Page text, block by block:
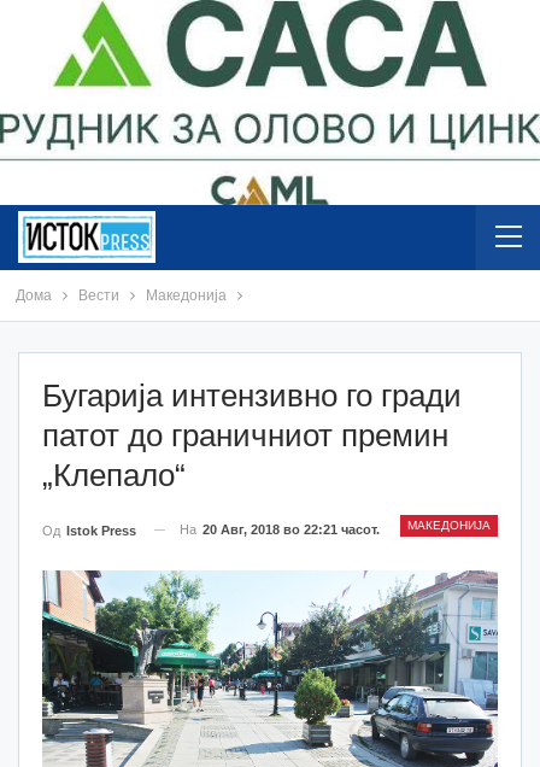
Дома Вести Македонија
Бугарија интензивно го гради
патот до граничниот премин
„Клепало“
МАКЕДОНИЈА
Од Istok Press На 20 Авг, 2018 во 22:21 часот.